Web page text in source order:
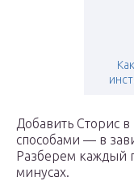
Добавить Сторис
способами — в
Разберем каждый
минусах.